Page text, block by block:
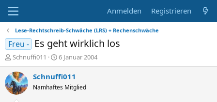
Anmelden Registrieren
Lese-Rechtschreib-Schwäche (LRS) + Rechenschwäche
Freu - Es geht wirklich los
E
r
s
t
e
Schnuffi011
E
r
s
e
6 Januar 2004
Schnuffi011
Namhaftes Mitglied